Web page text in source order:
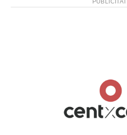
PUBLICITAT